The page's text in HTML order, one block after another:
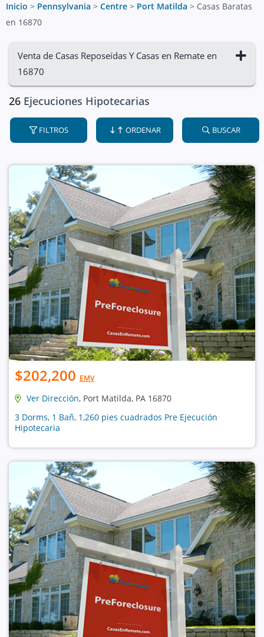
Inicio > Pennsylvania > Centre > Port Matilda > Casas Baratas
en 16870
Venta de Casas Reposeídas Y Casas en Remate en
16870
26 Ejecuciones Hipotecarias
FILTROS ORDENAR BUSCAR
$202,200 EMV
Ver Dirección, Port Matilda, PA 16870
3 Dorms, 1 Bañ, 1,260 pies cuadrados Pre Ejecución
Hipotecaria